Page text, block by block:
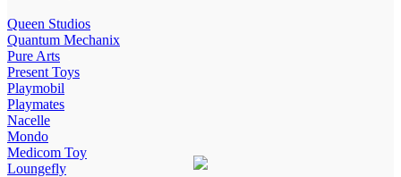
Queen Studios
Quantum Mechanix
Pure Arts
Present Toys
Playmobil
Playmates
Nacelle
Mondo
Medicom Toy
Loungefly